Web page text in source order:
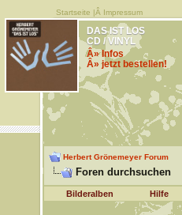
Startseite |Â Impressum
DAS IST LOS
CD / VINYL
Â» Infos
Â» jetzt bestellen!
Herbert Grönemeyer Forum
Foren durchsuchen
Bilderalben Hilfe